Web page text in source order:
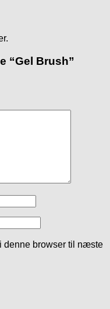
“Gel Brush”
denne browser til næste